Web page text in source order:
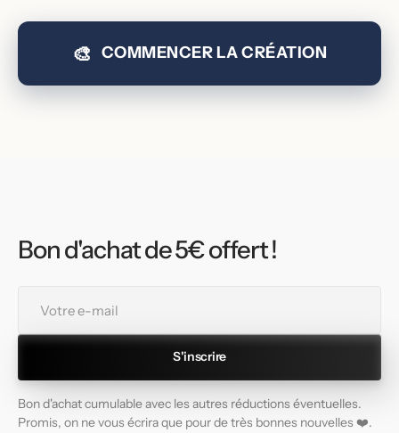
🎨 COMMENCER LA CRÉATION
Bon d'achat de 5€ offert !
mail
S'inscrire
Bon d'achat cumulable avec les autres réductions éventuelles.
Promis, on ne vous écrira que pour de très bonnes nouvelles ❤️.